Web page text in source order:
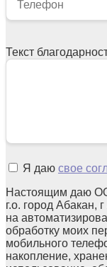
Текст
Я даю свое
Настоящим даю
г.о. город Абакан,
на
обработку моих
мобильного
накопление,